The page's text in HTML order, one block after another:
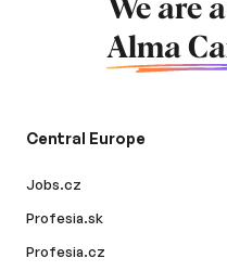
We are
Alma
Central Europe
Jobs.cz
Profesia.sk
Profesia.cz